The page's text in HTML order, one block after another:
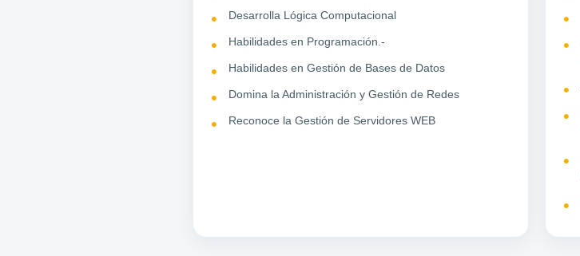
Desarrolla Lógica Computacional
Habilidades en Programación.-
Habilidades en Gestión de Bases de Datos
Domina la Administración y Gestión de Redes
Reconoce la Gestión de Servidores WEB